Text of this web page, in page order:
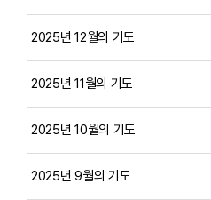
2025년 12월의 기도
2025년 11월의 기도
2025년 10월의 기도
2025년 9월의 기도